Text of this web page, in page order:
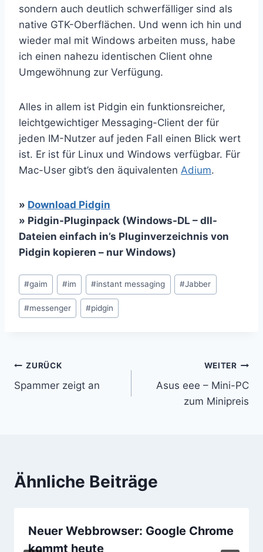
sondern auch deutlich schwerfälliger sind als
native GTK-Oberflächen. Und wenn ich hin und
wieder mal mit Windows arbeiten muss, habe
ich einen nahezu identischen Client ohne
Umgewöhnung zur Verfügung.
Alles in allem ist Pidgin ein funktionsreicher,
leichtgewichtiger Messaging-Client der für
jeden IM-Nutzer auf jeden Fall einen Blick wert
ist. Er ist für Linux und Windows verfügbar. Für
Mac-User gibt’s den äquivalenten Adium.
» Download Pidgin
» Pidgin-Pluginpack (Windows-DL – dll-
Dateien einfach in’s Pluginverzeichnis von
Pidgin kopieren – nur Windows)
Schlagworte:
#gaim #im #instant messaging #Jabber
#messenger #pidgin
Beitragsnavigation
ZURÜCK
Spammer zeigt an
WEITER
Asus eee – Mini-PC
zum Minipreis
Ähnliche Beiträge
Neuer Webbrowser: Google Chrome
kommt heute